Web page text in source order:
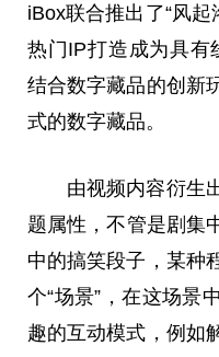
iBox联合推出了“风
热门IP打造成为具有
结合数字藏品的创新
式的数字藏品。
由视频内容衍生
题属性 ，不管是剧集
中的搞笑段子，某种
个“场景”，在这场景
趣的互动模式，例如